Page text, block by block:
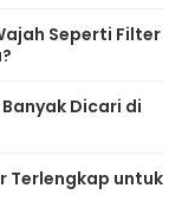
Seperti Filter
Dicari di
Terlengkap untuk